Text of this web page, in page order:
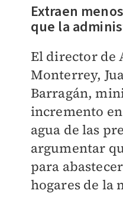
Extraen
que la
El director de
Monterrey,
Barragán,
incremento
agua de las
argumentar
para
hogares de la